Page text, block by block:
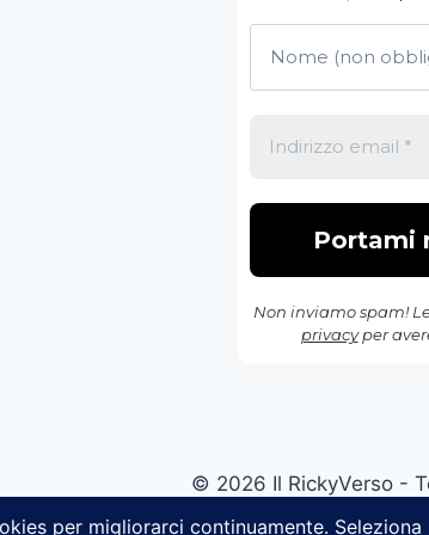
Non inviamo spam!
privacyper
© 2026 Il RickyVerso -